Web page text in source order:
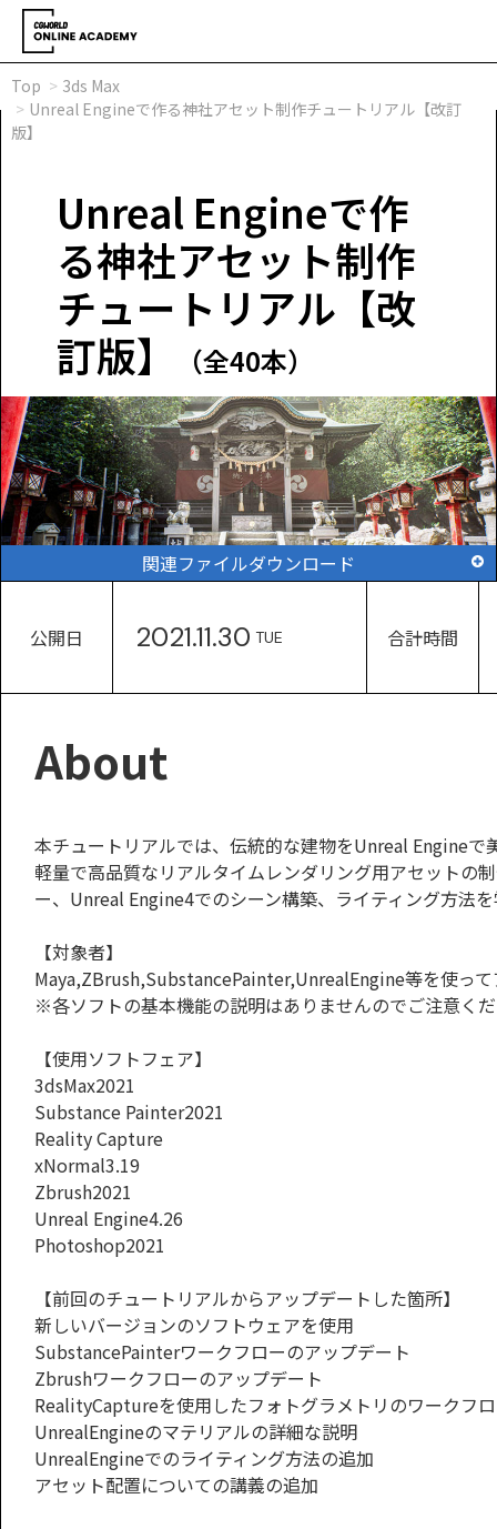
Top
3ds Max
Unreal Engineで作る神社アセット制作チュートリアル【改訂
版】
Unreal Engineで作
る神社アセット制作
チュートリアル【改
訂版】
（全40本）
関連ファイルダウンロード
公開日 2021.11.30 TUE 合計時間
About
本チュートリアルでは、伝統的な建物をUnreal Engine
軽量で高品質なリアルタイムレンダリング用アセットの
ー、Unreal Engine4でのシーン構築、ライティング方法
【対象者】
Maya,ZBrush,SubstancePainter,UnrealEngine等を使っ
※各ソフトの基本機能の説明はありませんのでご注意く
【使用ソフトフェア】
3dsMax2021
Substance Painter2021
Reality Capture
xNormal3.19
Zbrush2021
Unreal Engine4.26
Photoshop2021
【前回のチュートリアルからアップデートした箇所】
新しいバージョンのソフトウェアを使用
SubstancePainterワークフローのアップデート
Zbrushワークフローのアップデート
RealityCaptureを使用したフォトグラメトリのワークフ
UnrealEngineのマテリアルの詳細な説明
UnrealEngineでのライティング方法の追加
アセット配置についての講義の追加